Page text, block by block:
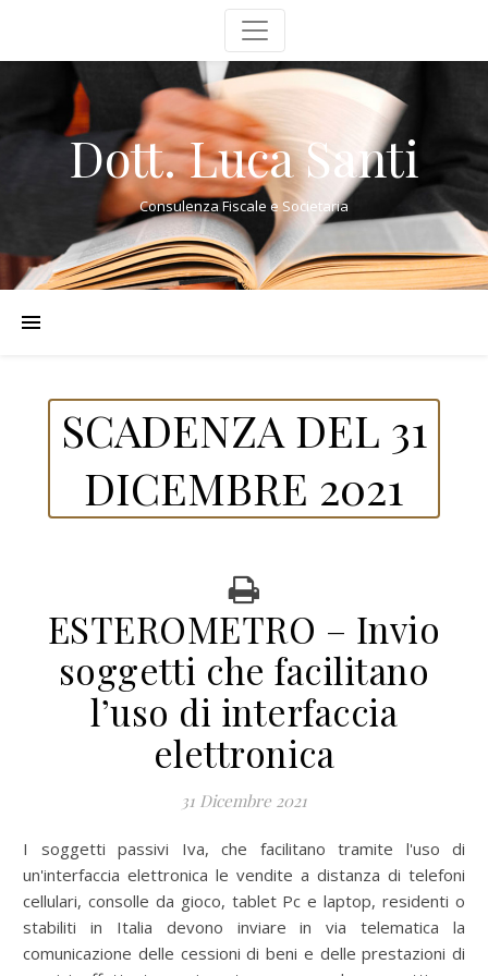
Dott. Luca Santi
Consulenza Fiscale e Societaria
SCADENZA DEL 31
DICEMBRE 2021
ESTEROMETRO – Invio
soggetti che facilitano
l’uso di interfaccia
elettronica
31 Dicembre 2021
I soggetti passivi Iva, che facilitano tramite l'uso di
un'interfaccia elettronica le vendite a distanza di telefoni
cellulari, consolle da gioco, tablet Pc e laptop, residenti o
stabiliti in Italia devono inviare in via telematica la
comunicazione delle cessioni di beni e delle prestazioni di